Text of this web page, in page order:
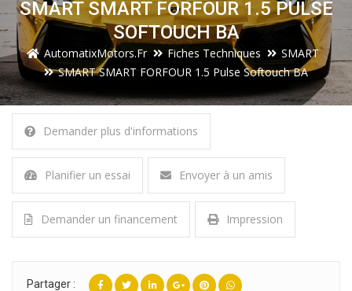
SMART SMART FORFOUR 1.5 PULSE
SOFTOUCH BA
AutomatixMotors.fr Fiches Techniques
SMART
SMART SMART FORFOUR 1.5 Pulse Softouch BA
Demander plus d'informations
Planifier un essai Envoyer à un amis
Demander un financement Impression
Partager :